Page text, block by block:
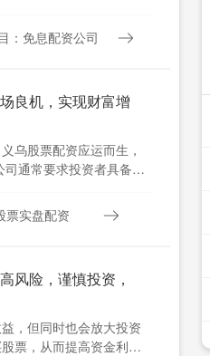
：免息配资公司
良机，实现财富增
乌股票配资应运而生，
通常要求投资者具备一
票实盘配资
风险，谨慎投资，
，但同时也会放大投资
票，从而提高资金利用